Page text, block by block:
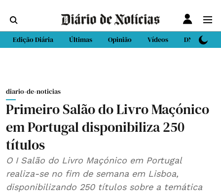
Edição Diária Últimas Opinião Vídeos DN Sport
diario-de-noticias
Primeiro Salão do Livro Maçónico
em Portugal disponibiliza 250
títulos
O I Salão do Livro Maçónico em Portugal
realiza-se no fim de semana em Lisboa,
disponibilizando 250 títulos sobre a temática